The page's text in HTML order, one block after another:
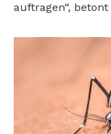
auftragen“, betont